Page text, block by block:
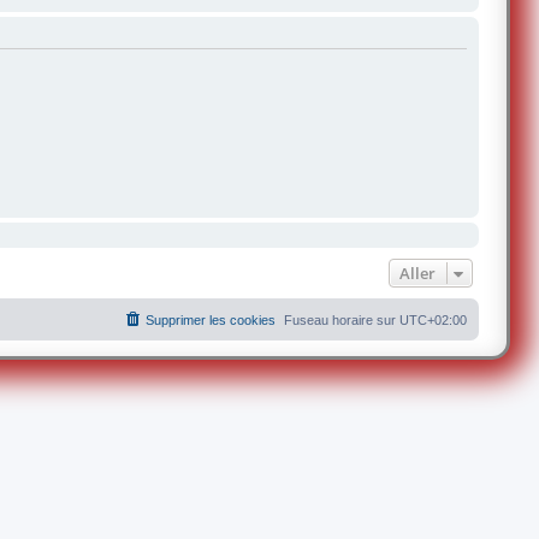
Aller
Fuseau horaire sur UTC+02:00
Supprimer les cookies